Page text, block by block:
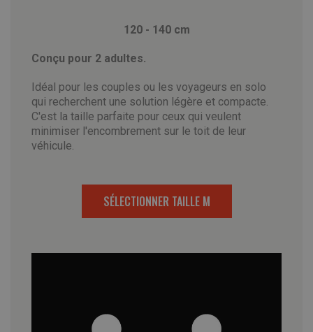
120 - 140 cm
Conçu pour 2 adultes.
Idéal pour les couples ou les voyageurs en solo
qui recherchent une solution légère et compacte.
C'est la taille parfaite pour ceux qui veulent
minimiser l'encombrement sur le toit de leur
véhicule.
SÉLECTIONNER TAILLE M